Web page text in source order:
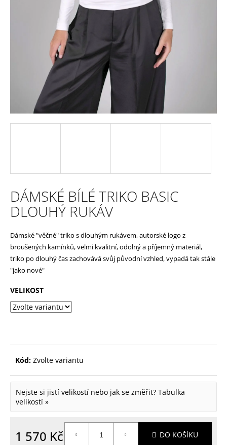
DÁMSKÉ BÍLÉ TRIKO BASIC
DLOUHÝ RUKÁV
Dámské "věčné" triko s dlouhým rukávem, autorské logo z
broušených kamínků, velmi kvalitní, odolný a příjemný materiál,
triko po dlouhý čas zachovává svůj původní vzhled, vypadá tak stále
"jako nové"
VELIKOST
Kód: Zvolte variantu
Nejste si jistí velikostí nebo jak se změřit? Tabulka
velikostí »
1 570 Kč DO KOŠÍKU
D
p
o
r
u
č
u
e
m
e